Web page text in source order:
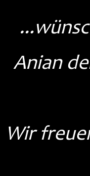
Anian
Wir